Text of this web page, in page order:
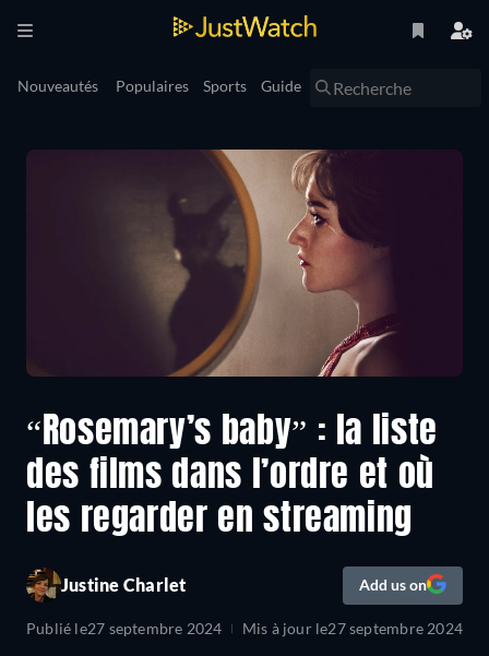
Nouveautés Populaires Sports Guide
“Rosemary’s baby” : la liste
des films dans l’ordre et où
les regarder en streaming
Justine Charlet Add us on
Publié le27 septembre 2024 Mis à jour le27 septembre 2024